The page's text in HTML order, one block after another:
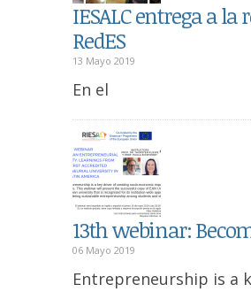
IESALC entrega a
RedES
13 Mayo 2019
En el
13th webinar:
06 Mayo 2019
Entrepreneurship is a